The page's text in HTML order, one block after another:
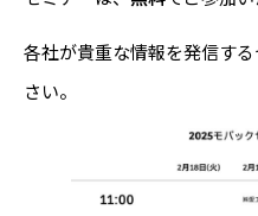
各社が貴重な情報を発信す
さい。